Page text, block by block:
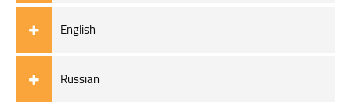
English
Russian